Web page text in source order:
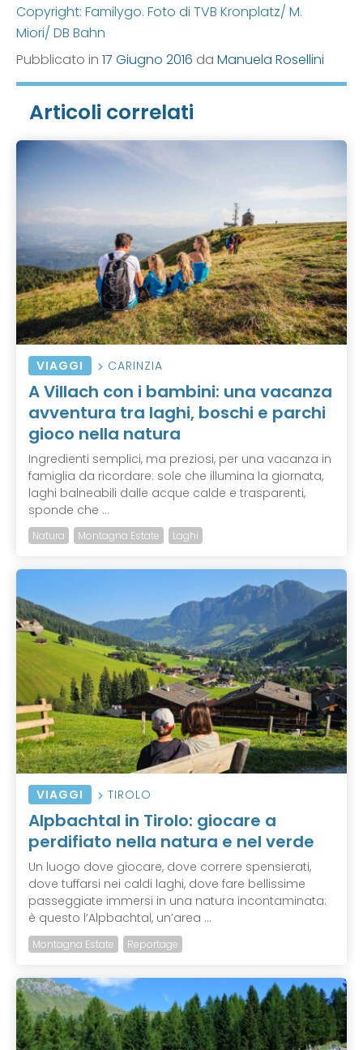
Copyright: Familygo. Foto di TVB Kronplatz/ M.
Miori/ DB Bahn
Pubblicato in 17 Giugno 2016 da Manuela Rosellini
Articoli correlati
VIAGGI CARINZIA
A Villach con i bambini: una vacanza
avventura tra laghi, boschi e parchi
gioco nella natura
Ingredienti semplici, ma preziosi, per una vacanza in
famiglia da ricordare: sole che illumina la giornata,
laghi balneabili dalle acque calde e trasparenti,
sponde che ...
Natura Montagna Estate Laghi
VIAGGI TIROLO
Alpbachtal in Tirolo: giocare a
perdifiato nella natura e nel verde
Un luogo dove giocare, dove correre spensierati,
dove tuffarsi nei caldi laghi, dove fare bellissime
passeggiate immersi in una natura incontaminata:
è questo l’Alpbachtal, un’area ...
Montagna Estate Reportage